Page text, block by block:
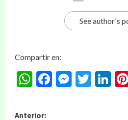
See author's
Compartir en:
WhatsApp
Facebook
Anterior: